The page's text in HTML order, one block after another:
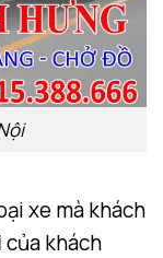
xe mà khách
của khách